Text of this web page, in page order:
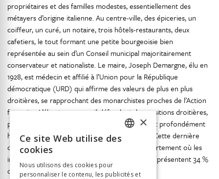
propriétaires et des familles modestes, essentiellement des
métayers d’origine italienne. Au centre-ville, des épiceries, un
coiffeur, un curé, un notaire, trois hôtels-restaurants, deux
cafetiers, le tout formant une petite bourgeoisie bien
représentée au sein d’un Conseil municipal majoritairement
conservateur et nationaliste. Le maire, Joseph Demargne, élu en
1928, est médecin et affilié à l’Union pour la République
démocratique (URD) qui affirme des valeurs de plus en plus
droitières, se rapprochant des monarchistes proches de l’Action
française. L’élu et son conseil défendent des positions droitières,
patriotiques, farouchement anti-communistes et profondément
hostiles à l’immigration, en particulier italienne. Cette dernière
question ne compte pas pour rien dans ce département où les
immigrés (parmi lesquels deux tiers d’Italiens) représentent 34 %
de la population en 1926.
ITALIAN
×
Ce site Web utilise des
cookies
Nous utilisons des cookies pour
personnaliser le contenu, les publicités et